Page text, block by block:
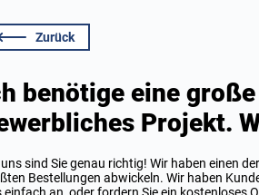
Zurück
benötige eine
Projekt.
uns sind Sie genau richtig! Wir haben einen
Bestellungen abwickeln. Wir haben